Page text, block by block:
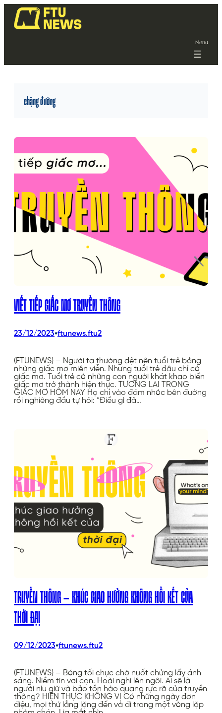
Menu
chặng đường
VIẾT TIẾP GIẤC MƠ TRUYỀN THÔNG
23/12/2023•ftunews.ftu2
(FTUNEWS) – Người ta thường dệt nên tuổi trẻ bằng
những giấc mơ miên viễn. Nhưng tuổi trẻ đâu chỉ có
giấc mơ. Tuổi trẻ có những con người khát khao biến
giấc mơ trở thành hiện thực. TƯƠNG LAI TRONG
GIẤC MƠ HÔM NAY Họ chỉ vào đám nhóc bên đường
rồi nghiêng đầu tự hỏi: “Điều gì đã…
TRUYỀN THÔNG – KHÚC GIAO HƯỞNG KHÔNG HỒI KẾT CỦA
THỜI ĐẠI
09/12/2023•ftunews.ftu2
(FTUNEWS) – Bóng tối chực chờ nuốt chửng lấy ánh
sáng. Niềm tin vơi cạn. Hoài nghi lên ngôi. Ai sẽ là
người níu giữ và bảo tồn hào quang rực rỡ của truyền
thông? HIỆN THỰC KHÔNG VỊ Có những ngày đơn
điệu, mọi thứ lẳng lặng đến và đi trong một vòng lặp